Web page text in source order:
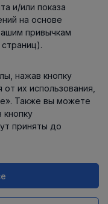
работает
и/или показа
на основе
привычкам
нажав кнопку
их использования,
Также вы можете
приняты до